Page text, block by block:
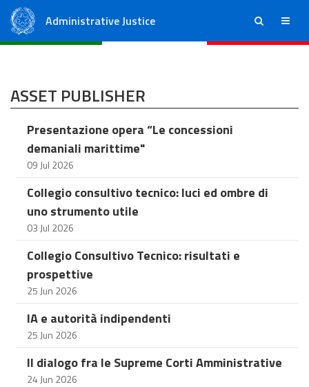
Administrative Justice ricerca menu
ASSET PUBLISHER
Presentazione opera “Le concessioni
demaniali marittime"
09 Jul 2026
Collegio consultivo tecnico: luci ed ombre di
uno strumento utile
03 Jul 2026
Collegio Consultivo Tecnico: risultati e
prospettive
25 Jun 2026
IA e autorità indipendenti
25 Jun 2026
Il dialogo fra le Supreme Corti Amministrative
24 Jun 2026